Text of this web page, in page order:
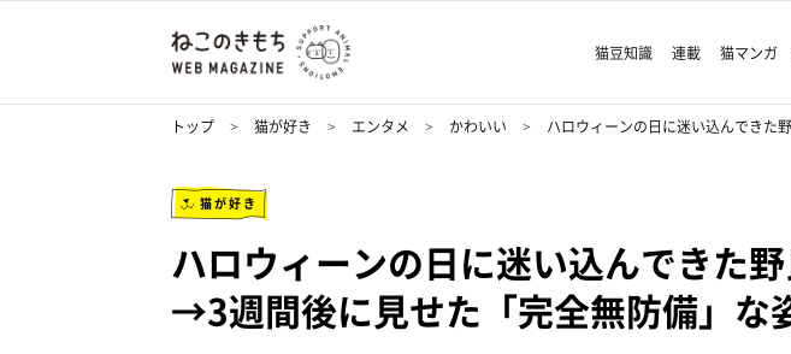
猫豆知識 連載 猫マンガ
トップ 猫が好き エンタメ かわいい ハロウィーンの日に迷い込んできた
猫が好き
ハロウィーンの日に迷い込んできた
→3週間後に見せた「完全無防備」な